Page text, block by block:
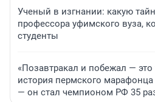
Ученый в изгнании: какую
профессора уфимского вуза,
студенты
«Позавтракал и побежал —
история пермского
— он стал чемпионом РФ 35